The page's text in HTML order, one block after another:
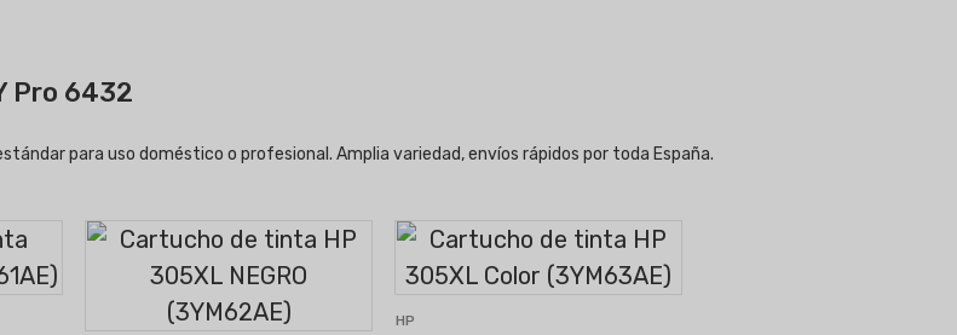
Pro 6432
para uso doméstico o profesional. Amplia variedad, envíos rápidos por toda España.
HP